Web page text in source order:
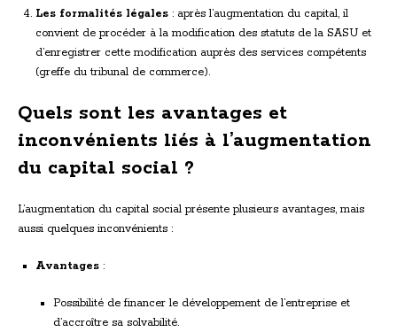
Les formalités légales : après l’augmentation du capital, il
convient de procéder à la modification des statuts de la SASU et
d’enregistrer cette modification auprès des services compétents
(greffe du tribunal de commerce).
Quels sont les avantages et
inconvénients liés à l’augmentation
du capital social ?
L’augmentation du capital social présente plusieurs avantages, mais
aussi quelques inconvénients :
Avantages :
Possibilité de financer le développement de l’entreprise et
d’accroître sa solvabilité.